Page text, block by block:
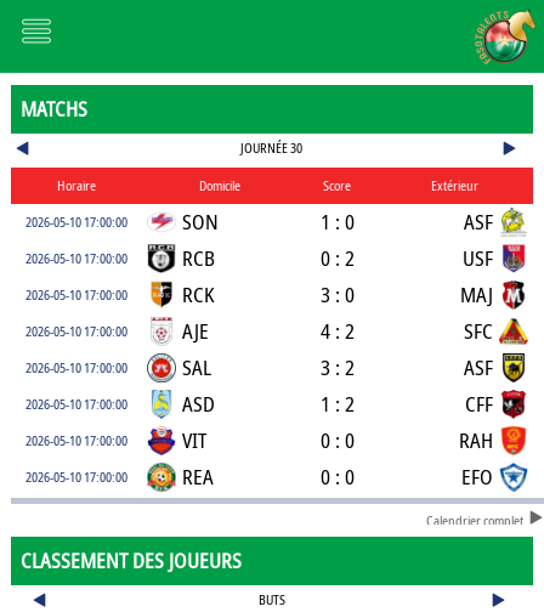
MATCHS
JOURNÉE 30
Horaire Domicile Score
Extérieur
2026-05-10 17:00:00
SON 1 : 0 ASF
2026-05-10 17:00:00 RCB 0 : 2 USF
2026-05-10 17:00:00 RCK 3 : 0 MAJ
2026-05-10 17:00:00 AJE 4 : 2 SFC
2026-05-10 17:00:00 SAL 3 : 2 ASF
2026-05-10 17:00:00 ASD 1 : 2 CFF
2026-05-10 17:00:00 VIT 0 : 0 RAH
2026-05-10 17:00:00 REA 0 : 0 EFO
Calendrier complet
CLASSEMENT DES JOUEURS
BUTS